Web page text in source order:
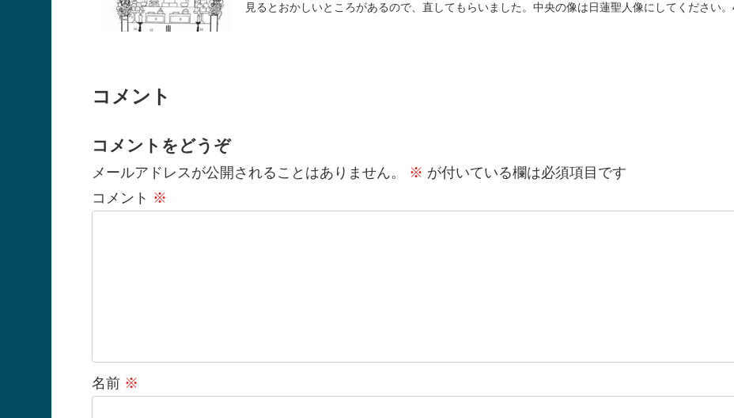
見るとおかしいところがあるので、直してもらいました。中央の像は日蓮聖人像にしてください。
コメント
コメントをどうぞ
メールアドレスが公開されることはありません。 ※ が付いている欄は必須項目です
コメント ※
名前 ※